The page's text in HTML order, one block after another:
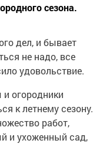
сезона.
дел, и бывает
не надо, все
удовольствие.
огородники
к летнему сезону.
работ,
и ухоженный сад,